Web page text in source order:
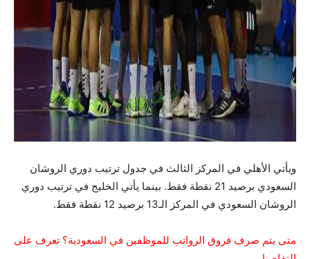
ويأتي الأهلي في المركز الثالث في جدول ترتيب دوري الروشان
السعودي برصيد 21 نقطة فقط. بينما يأتي الخليج في ترتيب دوري
الروشان السعودي في المركز الـ13 برصيد 12 نقطة فقط.
متى يتم صرف فروق الرواتب للموظفين في السعودية؟ تعرف على